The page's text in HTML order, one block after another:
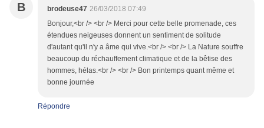
B brodeuse47 26/03/2018 07:49
Bonjour,<br /> <br /> Merci pour cette belle promenade, ces
étendues neigeuses donnent un sentiment de solitude
d'autant qu'il n'y a âme qui vive.<br /> <br /> La Nature souffre
beaucoup du réchauffement climatique et de la bêtise des
hommes, hélas.<br /> <br /> Bon printemps quant même et
bonne journée
Répondre